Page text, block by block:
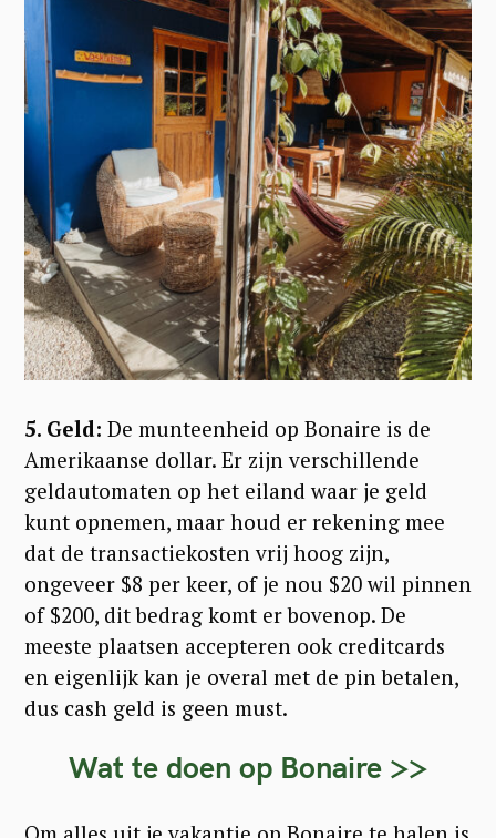
5. Geld: De munteenheid op Bonaire is de
Amerikaanse dollar. Er zijn verschillende
geldautomaten op het eiland waar je geld
kunt opnemen, maar houd er rekening mee
dat de transactiekosten vrij hoog zijn,
ongeveer $8 per keer, of je nou $20 wil pinnen
of $200, dit bedrag komt er bovenop. De
meeste plaatsen accepteren ook creditcards
en eigenlijk kan je overal met de pin betalen,
dus cash geld is geen must.
Wat te doen op Bonaire >>